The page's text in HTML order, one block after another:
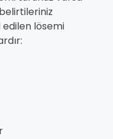
lösemi